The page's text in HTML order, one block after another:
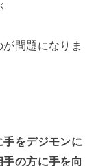
問題になりま
手をデジモンに
の方に手を向